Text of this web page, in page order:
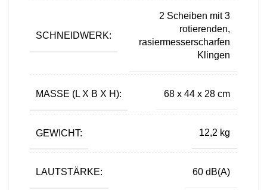
SCHNEIDWERK:
2 Scheiben mit 3
rotierenden,
rasiermesserscharfen
Klingen
MASSE (L X B X H): 68 x 44 x 28 cm
GEWICHT: 12,2 kg
LAUTSTÄRKE: 60 dB(A)